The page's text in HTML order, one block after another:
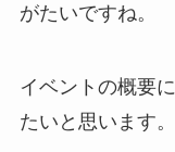
がたいですね。
イベントの概要
たいと思います。